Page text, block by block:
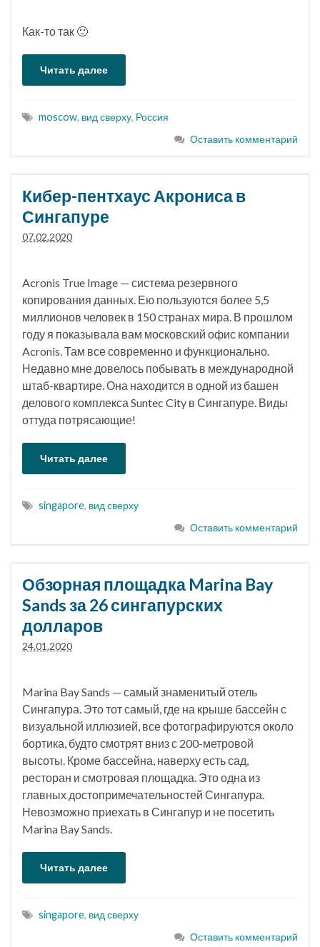
Как-то так 🙂
Читать далее
moscow, вид сверху, Россия
Оставить комментарий
Кибер-пентхаус Акрониса в
Сингапуре
07.02.2020
Acronis True Image — система резервного
копирования данных. Ею пользуются более 5,5
миллионов человек в 150 странах мира. В прошлом
году я показывала вам московский офис компании
Acronis. Там все современно и функционально.
Недавно мне довелось побывать в международной
штаб-квартире. Она находится в одной из башен
делового комплекса Suntec City в Сингапуре. Виды
оттуда потрясающие!
Читать далее
singapore, вид сверху
Оставить комментарий
Обзорная площадка Marina Bay
Sands за 26 сингапурских
долларов
24.01.2020
Marina Bay Sands — самый знаменитый отель
Сингапура. Это тот самый, где на крыше бассейн с
визуальной иллюзией, все фотографируются около
бортика, будто смотрят вниз с 200-метровой
высоты. Кроме бассейна, наверху есть сад,
ресторан и смотровая площадка. Это одна из
главных достопримечательностей Сингапура.
Невозможно приехать в Сингапур и не посетить
Marina Bay Sands.
Читать далее
singapore, вид сверху
Оставить комментарий